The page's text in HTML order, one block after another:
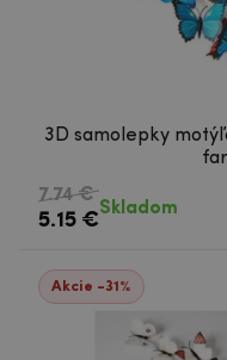
3D samolepky
7.74 €
5.15 €
Skladom
Akcie -31%